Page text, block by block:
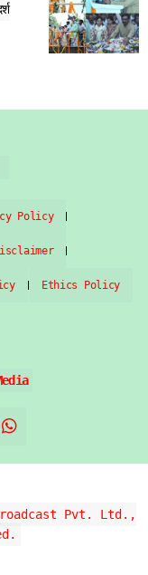
Policy
Ethics Policy
Pvt. Ltd.,